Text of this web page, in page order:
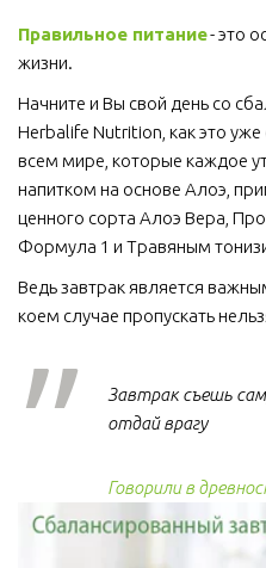
Правильное питание - это
жизни.
Начните и Вы свой день со
Herbalife Nutrition, как это
всем мире, которые каждое
напитком на основе Алоэ,
ценного сорта Алоэ Вера,
Формула 1 и Травяным
Ведь завтрак является
коем случае пропускать
Завтрак съешь
отдай врагу
Говорили в